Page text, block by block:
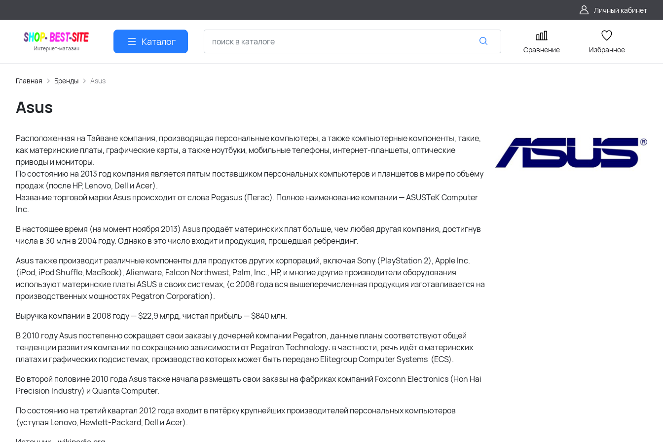
Личный кабинет
Интернет-магазин
Каталог
Сравнение Избранное
Главная Бренды Asus
Asus
Расположенная на Тайване компания, производящая персональные компьютеры, а также компьютерные компоненты, такие,
как материнские платы, графические карты, а также ноутбуки, мобильные телефоны, интернет-планшеты, оптические
приводы и мониторы.
По состоянию на 2013 год компания является пятым поставщиком персональных компьютеров и планшетов в мире по объёму
продаж (после HP, Lenovo, Dell и Acer).
Название торговой марки Asus происходит от слова Pegasus (Пегас). Полное наименование компании — ASUSTeK Computer
Inc.
В настоящее время (на момент ноября 2013) Asus продаёт материнских плат больше, чем любая другая компания, достигнув
числа в 30 млн в 2004 году. Однако в это число входит и продукция, прошедшая ребрендинг.
Asus также производит различные компоненты для продуктов других корпораций, включая Sony (PlayStation 2),Apple Inc.
(iPod, iPod Shuffle, MacBook), Alienware, Falcon Northwest, Palm, Inc., HP, и многие другие производители оборудования
используют материнские платы ASUS в своих системах, (c 2008 года вся вышеперечисленная продукция изготавливается на
производственных мощностях Pegatron Corporation).
Выручка компании в 2008 году — $22,9 млрд, чистая прибыль — $840 млн.
В 2010 году Asus постепенно сокращает свои заказы у дочерней компании Pegatron, данные планы соответствуют общей
тенденции развития компании по сокращению зависимости от Pegatron Technology: в частности, речь идёт о материнских
платах и графических подсистемах, производство которых может быть переданоElitegroup Computer Systems (ECS).
Во второй половине 2010 года Asus также начала размещать свои заказы на фабриках компаний Foxconn Electronics (Hon Hai
Precision Industry) и Quanta Computer.
По состоянию на третий квартал 2012 года входит в пятёрку крупнейших производителей персональных компьютеров
(уступая Lenovo, Hewlett-Packard, Dell и Acer).